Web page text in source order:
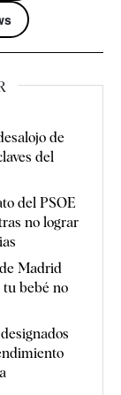
de
del
del PSOE
no lograr
Madrid
bebé no